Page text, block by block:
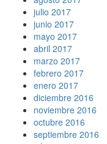
julio 2017
junio 2017
mayo 2017
abril 2017
marzo 2017
febrero 2017
enero 2017
diciembre 2016
noviembre 2016
octubre 2016
septiembre 2016